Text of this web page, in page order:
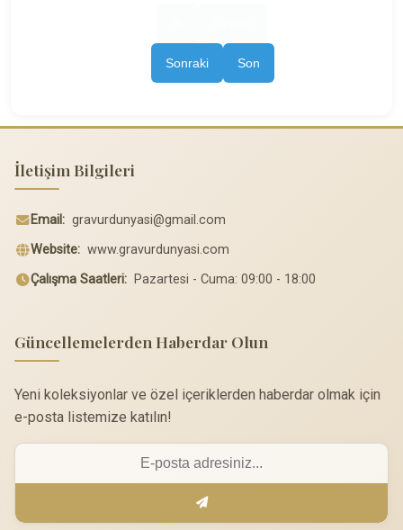
Sonraki Son
İletişim Bilgileri
Email: gravurdunyasi@gmail.com
Website: www.gravurdunyasi.com
Çalışma Saatleri: Pazartesi - Cuma: 09:00 - 18:00
Güncellemelerden Haberdar Olun
Yeni koleksiyonlar ve özel içeriklerden haberdar olmak için
e-posta listemize katılın!